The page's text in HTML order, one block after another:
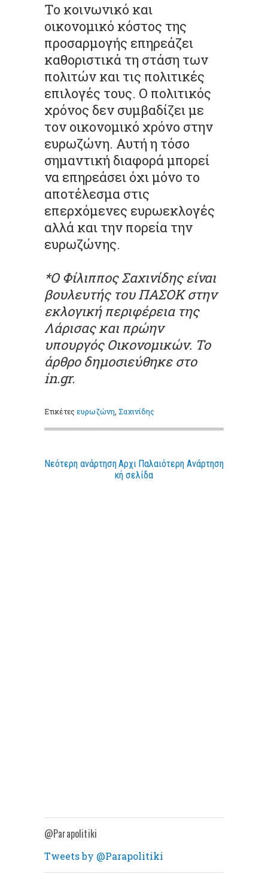
Το κοινωνικό και
οικονομικό κόστος της
προσαρμογής επηρεάζει
καθοριστικά τη στάση των
πολιτών και τις πολιτικές
επιλογές τους. Ο πολιτικός
χρόνος δεν συμβαδίζει με
τον οικονομικό χρόνο στην
ευρωζώνη. Αυτή η τόσο
σημαντική διαφορά μπορεί
να επηρεάσει όχι μόνο το
αποτέλεσμα στις
επερχόμενες ευρωεκλογές
αλλά και την πορεία την
ευρωζώνης.
*Ο Φίλιππος Σαχινίδης είναι
βουλευτής του ΠΑΣΟΚ στην
εκλογική περιφέρεια της
Λάρισας και πρώην
υπουργός Οικονομικών. Το
άρθρο δημοσιεύθηκε στο
in.gr.
Ετικέτες ευρωζώνη Σαχινίδης
Νεότερη ανάρτηση Παλαιότερη Ανάρτηση
Αρχι
κή σελίδα
@Parapolitiki
Tweets by @Parapolitiki